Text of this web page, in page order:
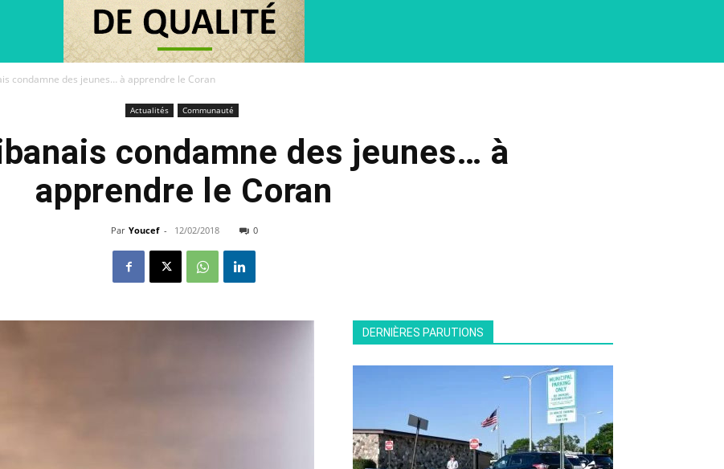
condamne des jeunes… à apprendre le Coran
Actualités Communauté
condamne des jeunes… à
apprendre le Coran
Par Youcef - 12/02/2018 0
DERNIÈRES PARUTIONS